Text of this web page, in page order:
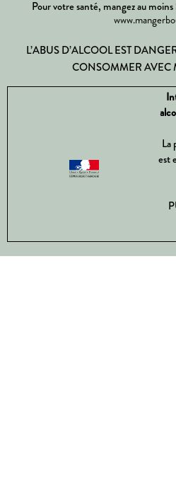
Pour votre santé, mangez au
L’ABUS D’ALCOOL EST
CONSOMMER AVEC
La
est